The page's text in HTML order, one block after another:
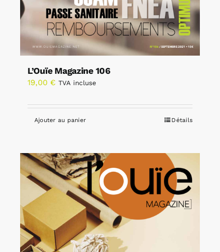
L’Ouïe Magazine 106
19,00 € TVA incluse
Ajouter au panier Détails